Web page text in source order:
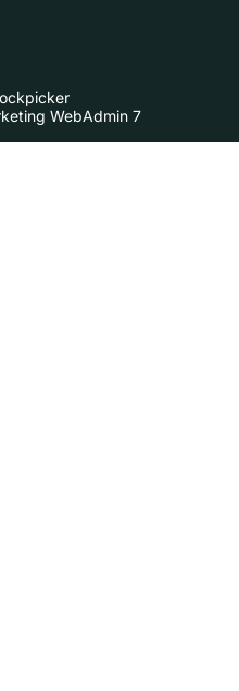
WebAdmin 7